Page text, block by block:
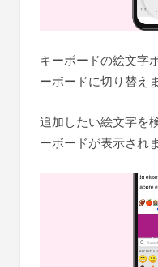
キーボードの絵文字
ーボードに切り替えま
追加したい絵文字を
ーボードが表示されま